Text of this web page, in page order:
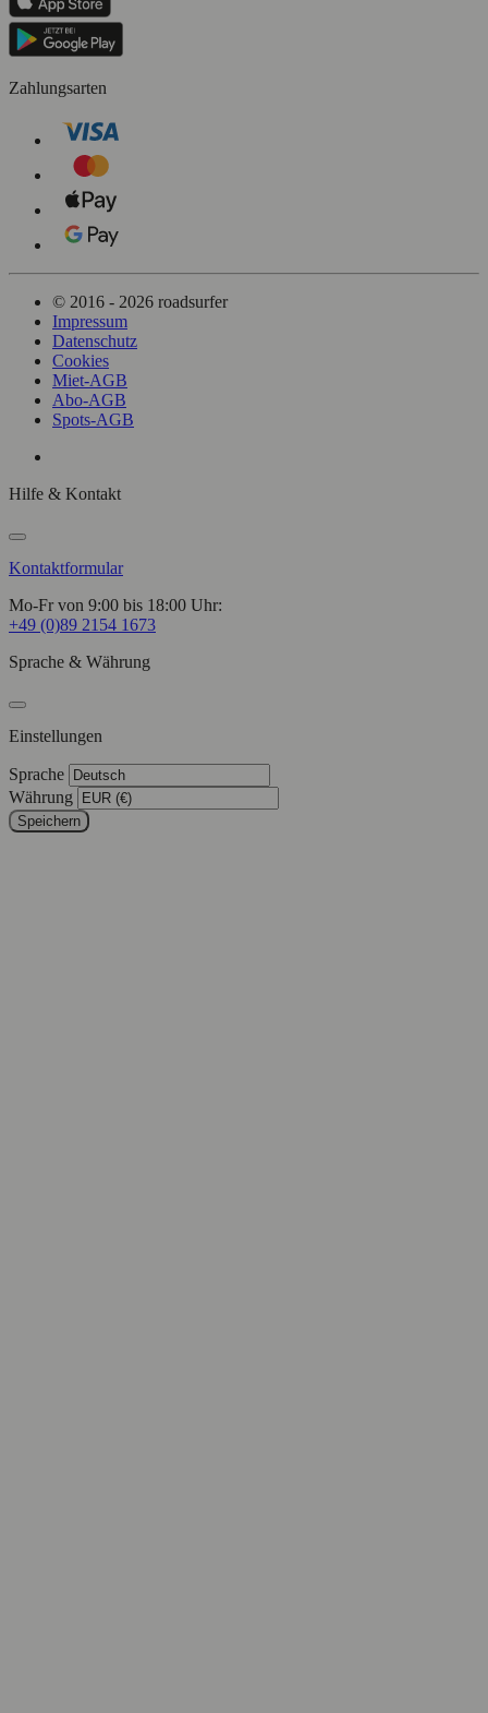
Zahlungsarten
© 2016 - 2026 roadsurfer
Impressum
Datenschutz
Cookies
Miet-AGB
Abo-AGB
Spots-AGB
Hilfe & Kontakt
Kontaktformular
Mo-Fr von 9:00 bis 18:00 Uhr:
+49 (0)89 2154 1673
Sprache & Währung
Einstellungen
Sprache
Währung
Speichern